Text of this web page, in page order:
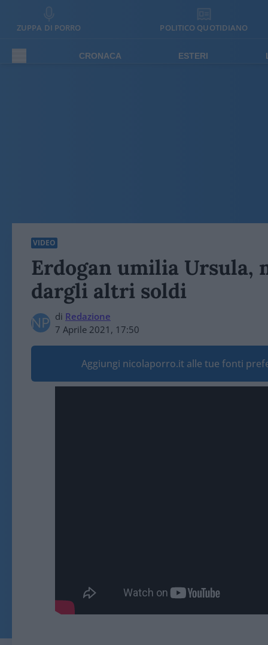
ZUPPA DI PORRO POLITICO QUOTIDIANO
CRONACA ESTERI
VIDEO
Erdogan umilia Ursula,
dargli altri soldi
di Redazione
7 Aprile 2021, 17:50
Aggiungi nicolaporro.it alle tue fonti